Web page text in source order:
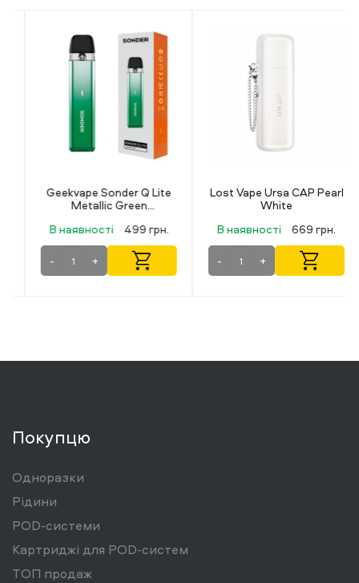
Geekvape Sonder Q Lite
Metallic Green
В наявності 499 грн.
Lost Vape Ursa CAP Pearl
White
В наявності 669 грн.
Покупцю
Одноразки
Рідини
POD-системи
Картриджі для POD-систем
ТОП продаж